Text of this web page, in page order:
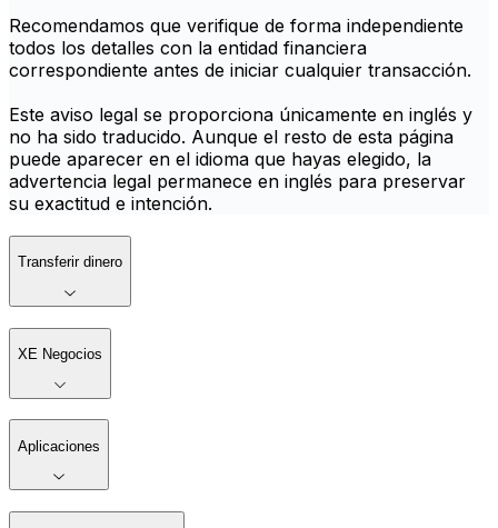
Recomendamos que verifique de forma independiente
todos los detalles con la entidad financiera
correspondiente antes de iniciar cualquier transacción.
Este aviso legal se proporciona únicamente en inglés y
no ha sido traducido. Aunque el resto de esta página
puede aparecer en el idioma que hayas elegido, la
advertencia legal permanece en inglés para preservar
su exactitud e intención.
Transferir dinero
XE Negocios
Aplicaciones